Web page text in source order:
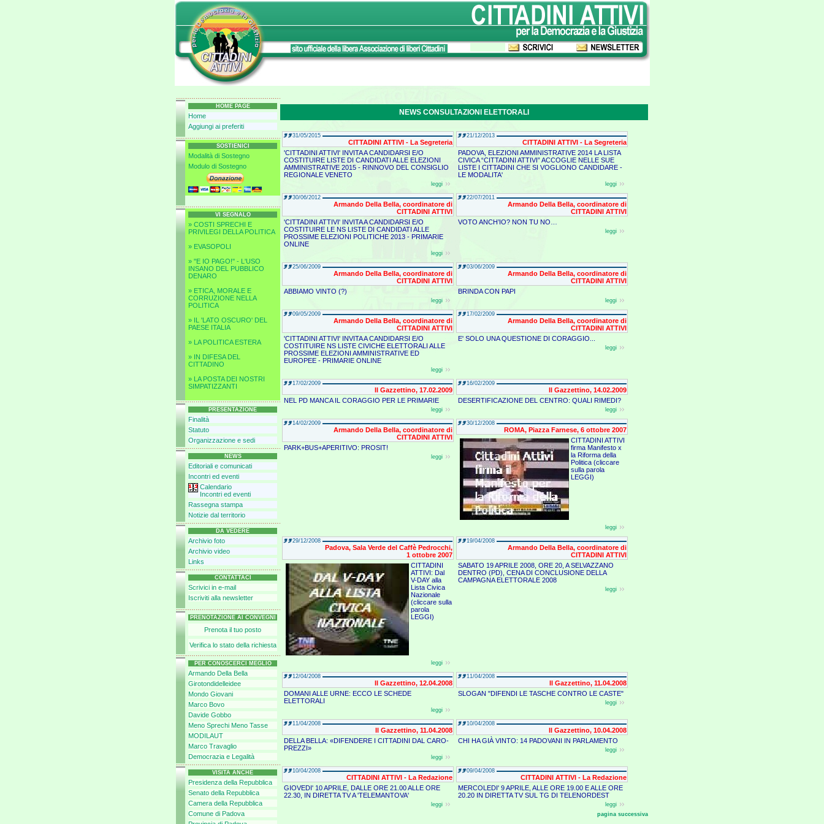
HOME PAGE
Home
Aggiungi ai preferiti
SOSTIENICI
Modalità di Sostegno
Modulo di Sostegno
VI SEGNALO
» COSTI SPRECHI E
PRIVILEGI DELLA POLITICA
» EVASOPOLI
» ''E IO PAGO!'' - L'USO
INSANO DEL PUBBLICO
DENARO
» ETICA, MORALE E
CORRUZIONE NELLA
POLITICA
» IL 'LATO OSCURO' DEL
PAESE ITALIA
» LA POLITICA ESTERA
» IN DIFESA DEL
CITTADINO
» LA POSTA DEI NOSTRI
SIMPATIZZANTI
PRESENTAZIONE
Finalità
Statuto
Organizzazione e sedi
NEWS
Editoriali e comunicati
Incontri ed eventi
Calendario
Incontri ed eventi
Rassegna stampa
Notizie dal territorio
DA VEDERE
Archivio foto
Archivio video
Links
CONTATTACI
Scrivici in e-mail
Iscriviti alla newsletter
PRENOTAZIONE AI CONVEGNI
Prenota il tuo posto
Verifica lo stato della richiesta
PER CONOSCERCI MEGLIO
Armando Della Bella
Girotondidelleidee
Mondo Giovani
Marco Bovo
Davide Gobbo
Meno Sprechi Meno Tasse
MODILAUT
Marco Travaglio
Democrazia e Legalità
VISITA ANCHE
Presidenza della Repubblica
Senato della Repubblica
Camera della Repubblica
Comune di Padova
NEWS CONSULTAZIONI ELETTORALI
31/05/2015
CITTADINI ATTIVI - La Segreteria
'CITTADINI ATTIVI' INVITA A CANDIDARSI E/O
COSTITUIRE LISTE DI CANDIDATI ALLE ELEZIONI
AMMINISTRATIVE 2015 - RINNOVO DEL CONSIGLIO
REGIONALE VENETO
leggi
21/12/2013
CITTADINI ATTIVI - La Segreteria
PADOVA, ELEZIONI AMMINISTRATIVE 2014 LA LISTA
CIVICA “CITTADINI ATTIVI” ACCOGLIE NELLE SUE
LISTE I CITTADINI CHE SI VOGLIONO CANDIDARE -
LE MODALITA'
leggi
30/06/2012
Armando Della Bella, coordinatore di
CITTADINI ATTIVI
'CITTADINI ATTIVI' INVITA A CANDIDARSI E/O
COSTITUIRE LE NS LISTE DI CANDIDATI ALLE
PROSSIME ELEZIONI POLITICHE 2013 - PRIMARIE
ONLINE
leggi
22/07/2011
Armando Della Bella, coordinatore di
CITTADINI ATTIVI
VOTO ANCH’IO? NON TU NO…
leggi
25/06/2009
Armando Della Bella, coordinatore di
CITTADINI ATTIVI
ABBIAMO VINTO (?)
leggi
03/06/2009
Armando Della Bella, coordinatore di
CITTADINI ATTIVI
BRINDA CON PAPI
leggi
09/05/2009
Armando Della Bella, coordinatore di
CITTADINI ATTIVI
'CITTADINI ATTIVI' INVITA A CANDIDARSI E/O
COSTITUIRE NS LISTE CIVICHE ELETTORALI ALLE
PROSSIME ELEZIONI AMMINISTRATIVE ED
EUROPEE - PRIMARIE ONLINE
leggi
17/02/2009
Armando Della Bella, coordinatore di
CITTADINI ATTIVI
E' SOLO UNA QUESTIONE DI CORAGGIO...
leggi
17/02/2009
Il Gazzettino, 17.02.2009
NEL PD MANCA IL CORAGGIO PER LE PRIMARIE
leggi
16/02/2009
Il Gazzettino, 14.02.2009
DESERTIFICAZIONE DEL CENTRO: QUALI RIMEDI?
leggi
14/02/2009
Armando Della Bella, coordinatore di
CITTADINI ATTIVI
PARK+BUS+APERITIVO: PROSIT!
leggi
30/12/2008
ROMA, Piazza Farnese, 6 ottobre 2007
CITTADINI ATTIVI
firma Manifesto x
la Riforma della
Politica (cliccare
sulla parola
LEGGI)
leggi
29/12/2008
Padova, Sala Verde del Caffè Pedrocchi,
1 ottobre 2007
CITTADINI
ATTIVI: Dal
V-DAY alla
Lista Civica
Nazionale
(cliccare sulla
parola
LEGGI)
leggi
19/04/2008
Armando Della Bella, coordinatore di
CITTADINI ATTIVI
SABATO 19 APRILE 2008, ORE 20, A SELVAZZANO
DENTRO (PD), CENA DI CONCLUSIONE DELLA
CAMPAGNA ELETTORALE 2008
leggi
12/04/2008
Il Gazzettino, 12.04.2008
DOMANI ALLE URNE: ECCO LE SCHEDE
ELETTORALI
leggi
11/04/2008
Il Gazzettino, 11.04.2008
SLOGAN "DIFENDI LE TASCHE CONTRO LE CASTE"
leggi
11/04/2008
Il Gazzettino, 11.04.2008
DELLA BELLA: «DIFENDERE I CITTADINI DAL CARO-
PREZZI»
leggi
10/04/2008
Il Gazzettino, 10.04.2008
CHI HA GIÀ VINTO: 14 PADOVANI IN PARLAMENTO
leggi
10/04/2008
CITTADINI ATTIVI - La Redazione
GIOVEDI' 10 APRILE, DALLE ORE 21.00 ALLE ORE
22.30, IN DIRETTA TV A 'TELEMANTOVA'
leggi
09/04/2008
CITTADINI ATTIVI - La Redazione
MERCOLEDI' 9 APRILE, ALLE ORE 19.00 E ALLE ORE
20.20 IN DIRETTA TV SUL TG DI TELENORDEST
leggi
pagina successiva